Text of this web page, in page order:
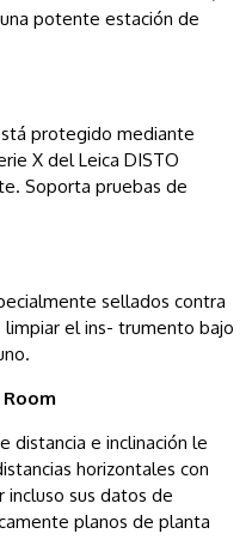
potente estación de
protegido mediante
X del Leica DISTO
Soporta pruebas de
sellados contra
el ins- trumento bajo
distancia e inclinación le
horizontales con
incluso sus datos de
planos de planta